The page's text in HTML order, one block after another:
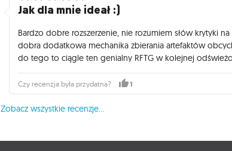
Jak dla mnie ideał :)
Bardzo dobre rozszerzenie, nie rozumiem słów krytyki
dobra dodatkowa mechanika zbierania artefaktów
do tego to ciągle ten genialny RFTG w kolejnej
Czy recenzja była przydatna? 1
Zobacz wszystkie recenzje...